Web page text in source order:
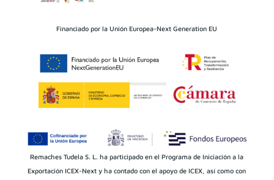
Financiado por la Unión Europea-Next Generation EU
Remaches Tudela S. L. ha participado en el Programa de Iniciación a la
Exportación ICEX-Next y ha contado con el apoyo de ICEX, así como con